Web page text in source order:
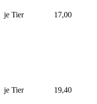
je Tier 17,00
je Tier 19,40